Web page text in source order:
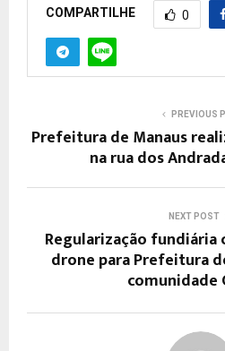
COMPARTILHE 0
PREVIOUS
Prefeitura de Manaus
na rua dos
NEXT POST
Regularização fundiária
drone para Prefeitura
comunidade